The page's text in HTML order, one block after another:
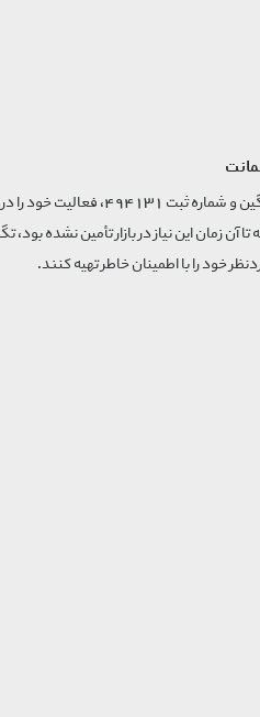
فروشگاه تگ موند از سال 1395 با نام ثبتی
تا آن زمان این نیاز در بازار تأمین نشده
خود را با اطمینان خاطر تهیه کنند.